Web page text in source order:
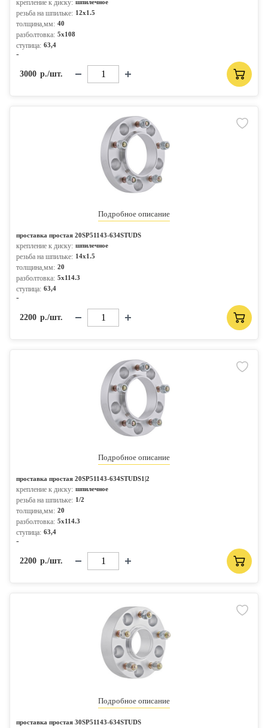
крепление к диску: шпилечное
резьба на шпильке: 12x1.5
толщина,мм: 40
разболтовка: 5x108
ступица: 63,4
-
3000 р./шт.
Подробное описание
проставка простая 20SP51143-634STUDS
крепление к диску: шпилечное
резьба на шпильке: 14x1.5
толщина,мм: 20
разболтовка: 5x114.3
ступица: 63,4
-
2200 р./шт.
Подробное описание
проставка простая 20SP51143-634STUDS1|2
крепление к диску: шпилечное
резьба на шпильке: 1/2
толщина,мм: 20
разболтовка: 5x114.3
ступица: 63,4
-
2200 р./шт.
Подробное описание
проставка простая 30SP51143-634STUDS